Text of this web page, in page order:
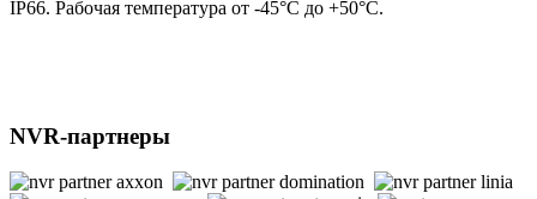
IP66. Рабочая температура от -45°С до +50°С.
NVR-партнеры